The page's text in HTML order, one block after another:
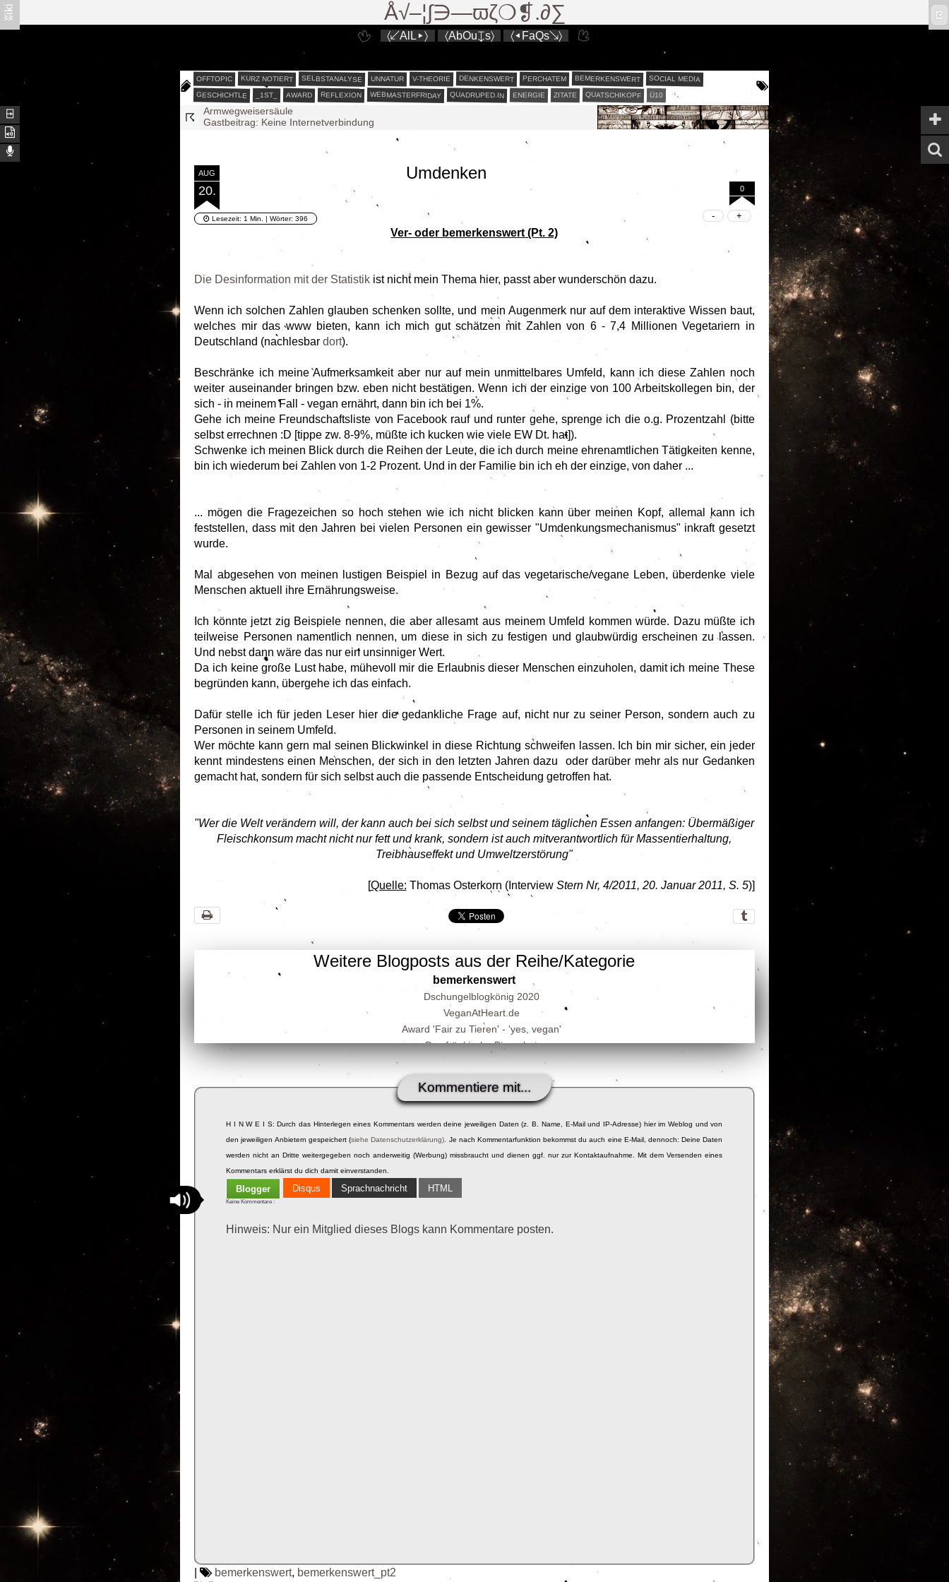
Å√–¦∫∋—ϖζ❍❡.∂∑
〈↙AlL▸〉 〈AbOu↧s〉 〈◂FaQs↘〉
ʬiki ϖ
OFFTOPIC KURZ NOTIERT SELBSTANALYSE UNNATUR V-THEORIE DENKENSWERT PERCHATEM BEMERKENSWERT SOCIAL MEDIA
GESCHICHTLE _1ST_ AWARD REFLEXION WEBMASTERFRIDAY QUADRUPED.IN ENERGIE ZITATE QUATSCHIKOPF Ü10
☈
Gastbeitrag: Keine Internetverbindung
Gastbeitrag: Zeigt uns die Natur die gelbe oder die rote Karte?
Die Beraterin - Arbitrium est liberum³
Die Beraterin - Arbitrium est liberum²
Die Beraterin - Arbitrium est liberum
Dschungelblogkönig 2020
Gedanken an die Wasserrute
Armwegweisersäule
AUG
20.
Umdenken
0
Lesezeit: 1 Min. | Wörter:396
Ver- oder bemerkenswert (Pt. 2)
Die Desinformation mit der Statistik ist nicht mein Thema hier, passt aber wunderschön dazu.
Wenn ich solchen Zahlen glauben schenken sollte, und mein Augenmerk nur auf dem interaktive Wissen baut,
welches mir das www bieten, kann ich mich gut schätzen mit Zahlen von 6 - 7,4 Millionen Vegetariern in
Deutschland (nachlesbardort).
Beschränke ich meine Aufmerksamkeit aber nur auf mein unmittelbares Umfeld, kann ich diese Zahlen noch
weiter auseinander bringen bzw. eben nicht bestätigen. Wenn ich der einzige von 100 Arbeitskollegen bin, der
sich - in meinem Fall - vegan ernährt, dann bin ich bei 1%.
Gehe ich meine Freundschaftsliste von Facebook rauf und runter gehe, sprenge ich die o.g. Prozentzahl (bitte
selbst errechnen :D [tippe zw. 8-9%, müßte ich kucken wie viele EW Dt. hat]).
Schwenke ich meinen Blick durch die Reihen der Leute, die ich durch meine ehrenamtlichen Tätigkeiten kenne,
bin ich wiederum bei Zahlen von 1-2 Prozent. Und in der Familie bin ich eh der einzige, von daher ...
... mögen die Fragezeichen so hoch stehen wie ich nicht blicken kann über meinen Kopf, allemal kann ich
feststellen, dass mit den Jahren bei vielen Personen ein gewisser "Umdenkungsmechanismus" inkraft gesetzt
wurde.
Mal abgesehen von meinen lustigen Beispiel in Bezug auf das vegetarische/vegane Leben, überdenke viele
Menschen aktuell ihre Ernährungsweise.
Ich könnte jetzt zig Beispiele nennen, die aber allesamt aus meinem Umfeld kommen würde. Dazu müßte ich
teilweise Personen namentlich nennen, um diese in sich zu festigen und glaubwürdig erscheinen zu lassen.
Und nebst dann wäre das nur ein unsinniger Wert.
Da ich keine große Lust habe, mühevoll mir die Erlaubnis dieser Menschen einzuholen, damit ich meine These
begründen kann, übergehe ich das einfach.
Dafür stelle ich für jeden Leser hier die gedankliche Frage auf, nicht nur zu seiner Person, sondern auch zu
Personen in seinem Umfeld.
Wer möchte kann gern mal seinen Blickwinkel in diese Richtung schweifen lassen. Ich bin mir sicher, ein jeder
kennt mindestens einen Menschen, der sich in den letzten Jahren dazu oder darüber mehr als nur Gedanken
gemacht hat, sondern für sich selbst auch die passende Entscheidung getroffen hat.
"Wer die Welt verändern will, der kann auch bei sich selbst und seinem täglichen Essen anfangen: Übermäßiger
Fleischkonsum macht nicht nur fett und krank, sondern ist auch mitverantwortlich für Massentierhaltung,
Treibhauseffekt und Umweltzerstörung"
[Quelle: Thomas Osterkorn (Interview Stern Nr, 4/2011, 20. Januar 2011, S. 5)]
Weitere Blogposts aus der Reihe/Kategorie
bemerkenswert
Dschungelblogkönig 2020
VeganAtHeart.de
Award 'Fair zu Tieren' - 'yes, vegan'
Das fränkische Biergebot
Lieber ein Kommentar als ein Like
Zwei in Eins hoch Zwei - oder: ein verheirateter Tagessieger-Probedruck
Kinderbücher
Namens-Tagessieger Adelhaid
Blogging 4 Charity
TierBlogger-Adventsaktion
Netzliga.de und offenesBlog.de
Ver- oder bemerkenswert, die FAQs
Der ehrenwerte Club der erfolglosen Blogger
Kommentiere mit...
H I N W E I S: Durch das Hinterlegen eines Kommentars werden deine jeweiligen Daten (z. B. Name, E-Mail und IP-Adresse) hier im Weblog und von
den jeweiligen Anbietern gespeichert (siehe Datenschutzerklärung) . Je nach Kommentarfunktion bekommst du auch eine E-Mail, dennoch: Deine Daten
werden nicht an Dritte weitergegeben noch anderweitig (Werbung) missbraucht und dienen ggf. nur zur Kontaktaufnahme. Mit dem Versenden eines
Kommentars erklärst du dich damit einverstanden.
Blogger Disqus Sprachnachricht HTML
Keine Kommentare :
Hinweis: Nur ein Mitglied dieses Blogs kann Kommentare posten.
| bemerkenswert, bemerkenswert_pt2
⍈